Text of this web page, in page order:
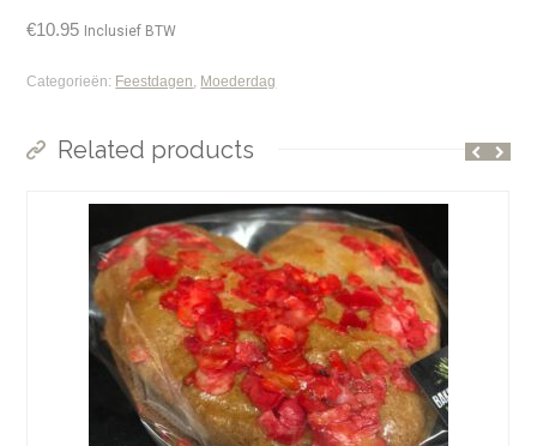
€10.95 Inclusief BTW
Categorieën: Feestdagen Moederdag
Related products